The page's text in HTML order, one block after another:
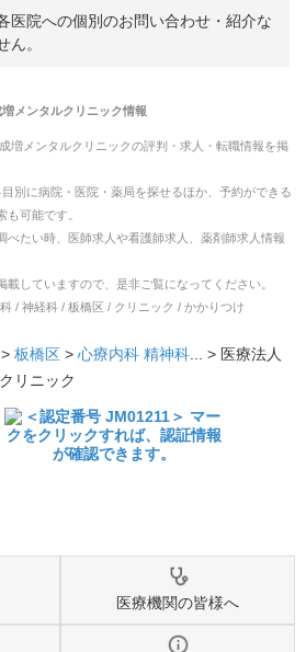
医院への個別のお問い合わせ・紹介な
ん。
メンタルクリニック情報
増メンタルクリニックの評判・求人・転職情報を掲
別に病院・医院・薬局を探せるほか、予約ができる
も可能です。
べたい時、医師求人や看護師求人、薬剤師求人情報
載していますので、是非ご覧になってください。
/ 神経科 / 板橋区 / クリニック / かかりつけ
> 板橋区 > 心療内科 精神科 ... > 医療法人
リニック
医療機関の皆様へ